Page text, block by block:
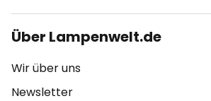
Über Lampenwelt.de
Wir über uns
Newsletter